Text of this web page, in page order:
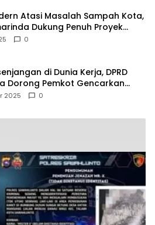
Atasi Masalah Sampah Kota,
Dukung Penuh Proyek
0
di Dunia Kerja, DPRD
Dorong Pemkot Gencarkan
Perempuan
2025 0